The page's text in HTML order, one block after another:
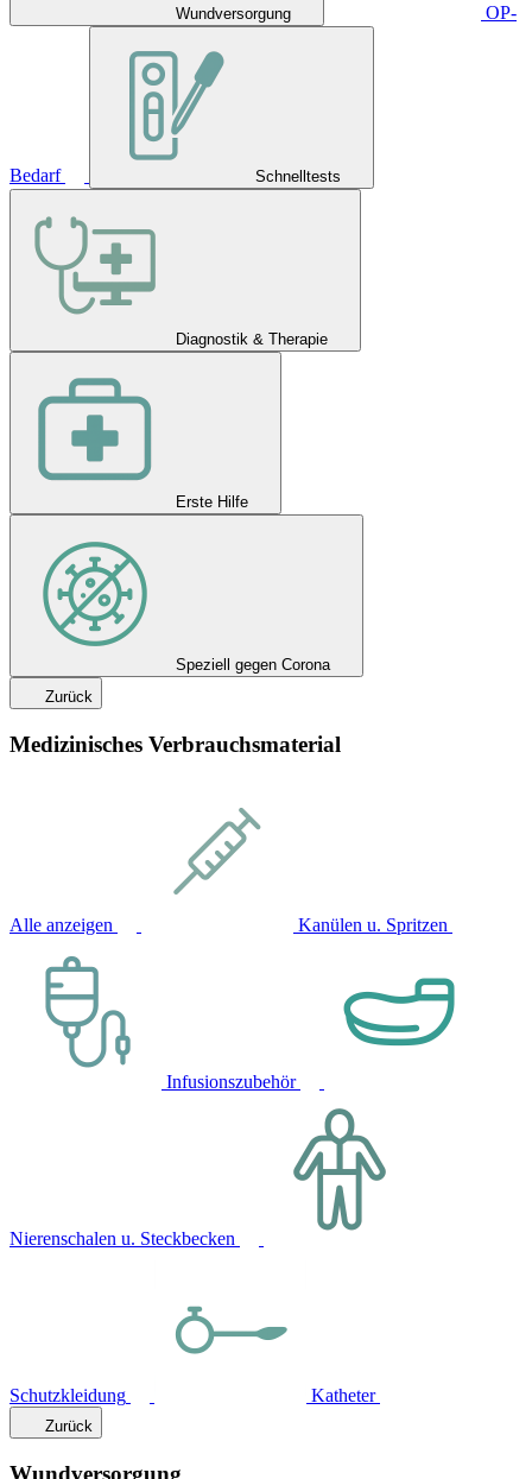
Wundversorgung OP-
Bedarf Schnelltests
Diagnostik & Therapie
Erste Hilfe
Speziell gegen Corona
Zurück
Medizinisches Verbrauchsmaterial
Alle anzeigen Kanülen u. Spritzen
Infusionszubehör
Nierenschalen u. Steckbecken
Schutzkleidung Katheter
Zurück
Wundversorgung